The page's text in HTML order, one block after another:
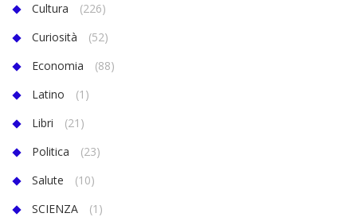
Cultura
(226)
Curiosità
(52)
Economia
(88)
Latino
(1)
Libri
(21)
Politica
(23)
Salute
(10)
SCIENZA
(1)